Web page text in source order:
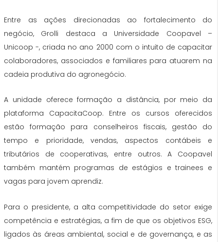
Entre as ações direcionadas ao fortalecimento do
negócio, Grolli destaca a Universidade Coopavel –
Unicoop -, criada no ano 2000 com o intuito de capacitar
colaboradores, associados e familiares para atuarem na
cadeia produtiva do agronegócio.
A unidade oferece formação a distância, por meio da
plataforma CapacitaCoop. Entre os cursos oferecidos
estão formação para conselheiros fiscais, gestão do
tempo e prioridade, vendas, aspectos contábeis e
tributários de cooperativas, entre outros. A Coopavel
também mantém programas de estágios e trainees e
vagas para jovem aprendiz.
Para o presidente, a alta competitividade do setor exige
competência e estratégias, a fim de que os objetivos ESG,
ligados às áreas ambiental, social e de governança, e as